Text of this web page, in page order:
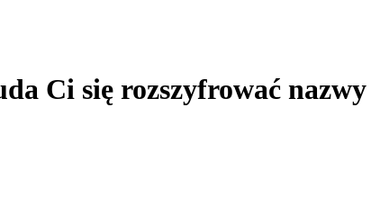
Ci się rozszyfrować